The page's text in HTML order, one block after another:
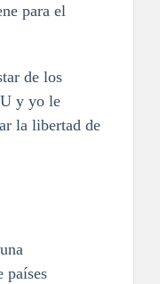
para el
de los
y yo le
la libertad de
países